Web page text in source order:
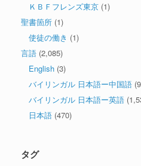
ＫＢＦフレンズ東京 (1)
聖書箇所 (1)
使徒の働き (1)
言語 (2,085)
English (3)
バイリンガル 日本語ー中国語
バイリンガル 日本語ー英語
日本語 (470)
タグ